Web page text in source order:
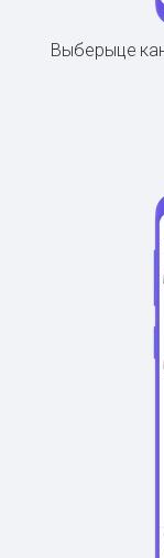
Выберыце